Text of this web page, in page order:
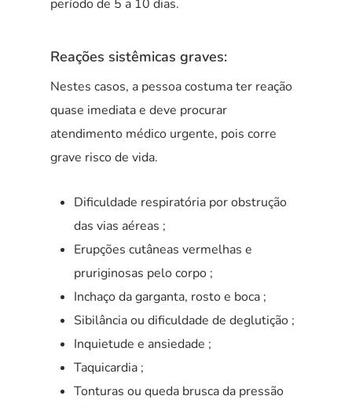
período de 5 a 10 dias.
Reações sistêmicas graves:
Nestes casos, a pessoa costuma ter reação
quase imediata e deve procurar
atendimento médico urgente, pois corre
grave risco de vida.
Dificuldade respiratória por obstrução
das vias aéreas ;
Erupções cutâneas vermelhas e
pruriginosas pelo corpo ;
Inchaço da garganta, rosto e boca ;
Sibilância ou dificuldade de deglutição ;
Inquietude e ansiedade ;
Taquicardia ;
Tonturas ou queda brusca da pressão